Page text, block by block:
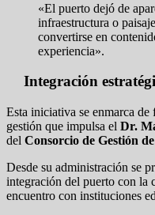
«El puerto dejó de
infraestructura o
convertirse en
experiencia».
Integración
Esta iniciativa se enmarca
gestión que impulsa el Dr.
del Consorcio de Gestión
Desde su administración se
integración del puerto con la
encuentro con instituciones